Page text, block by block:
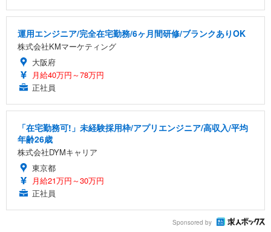
運用エンジニア/完全在宅勤務/6ヶ月間研修/ブランクありOK
株式会社KMマーケティング
大阪府
月給40万円～78万円
正社員
「在宅勤務可!」未経験採用枠/アプリエンジニア/高収入/平均
年齢26歳
株式会社DYMキャリア
東京都
月給21万円～30万円
正社員
Sponsored by